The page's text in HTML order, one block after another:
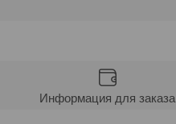
Информация для заказа